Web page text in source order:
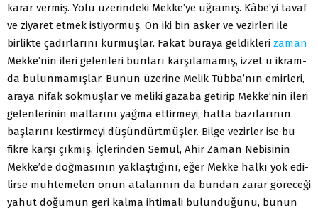
karar vermiş. Yolu üzerindeki Mekke’ye uğramış. Kâbe’yi tavaf
ve ziyaret etmek istiyormuş. On iki bin asker ve vezirleri ile
birlikte çadırlarını kurmuşlar. Fakat buraya geldikleri zaman
Mekke’nin ileri gelenleri bunları karşılamamış, izzet ü ikram­
da bulunmamışlar. Bunun üzerine Melik Tübba’nın emirleri,
araya nifak sokmuşlar ve meliki gazaba getirip Mekke’nin ileri
gelenlerinin mallarını yağma ettirmeyi, hatta bazıları­nın
başlarını kestirmeyi düşündürtmüşler. Bilge vezirler ise bu
fikre karşı çıkmış. İçlerinden Semul, Ahir Zaman Nebisinin
Mekke’de doğmasının yaklaştığını, eğer Mekke halkı yok edi­
lirse muhtemelen onun atalannın da bundan zarar göreceği
yahut doğumun geri kalma ihtimali bulunduğunu, bunun